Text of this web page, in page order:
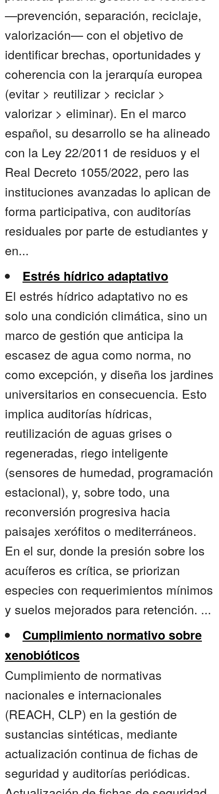
—prevención, separación, reciclaje,
valorización— con el objetivo de
identificar brechas, oportunidades y
coherencia con la jerarquía europea
(evitar > reutilizar > reciclar >
valorizar > eliminar). En el marco
español, su desarrollo se ha alineado
con la Ley 22/2011 de residuos y el
Real Decreto 1055/2022, pero las
instituciones avanzadas lo aplican de
forma participativa, con auditorías
residuales por parte de estudiantes y
en...
Estrés hídrico adaptativo
El estrés hídrico adaptativo no es
solo una condición climática, sino un
marco de gestión que anticipa la
escasez de agua como norma, no
como excepción, y diseña los jardines
universitarios en consecuencia. Esto
implica auditorías hídricas,
reutilización de aguas grises o
regeneradas, riego inteligente
(sensores de humedad, programación
estacional), y, sobre todo, una
reconversión progresiva hacia
paisajes xerófitos o mediterráneos.
En el sur, donde la presión sobre los
acuíferos es crítica, se priorizan
especies con requerimientos mínimos
y suelos mejorados para retención. ...
Cumplimiento normativo sobre
xenobióticos
Cumplimiento de normativas
nacionales e internacionales
(REACH, CLP) en la gestión de
sustancias sintéticas, mediante
actualización continua de fichas de
seguridad y auditorías periódicas.